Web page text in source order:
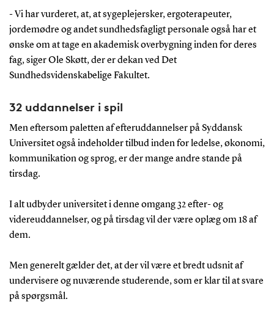
- Vi har vurderet, at, at sygeplejersker, ergoterapeuter,
jordemødre og andet sundhedsfagligt personale også har et
ønske om at tage en akademisk overbygning inden for deres
fag, siger Ole Skøtt, der er dekan ved Det
Sundhedsvidenskabelige Fakultet.
32 uddannelser i spil
Men eftersom paletten af efteruddannelser på Syddansk
Universitet også indeholder tilbud inden for ledelse, økonomi,
kommunikation og sprog, er der mange andre stande på
tirsdag.
I alt udbyder universitet i denne omgang 32 efter- og
videreuddannelser, og på tirsdag vil der være oplæg om 18 af
dem.
Men generelt gælder det, at der vil være et bredt udsnit af
undervisere og nuværende studerende, som er klar til at svare
på spørgsmål.